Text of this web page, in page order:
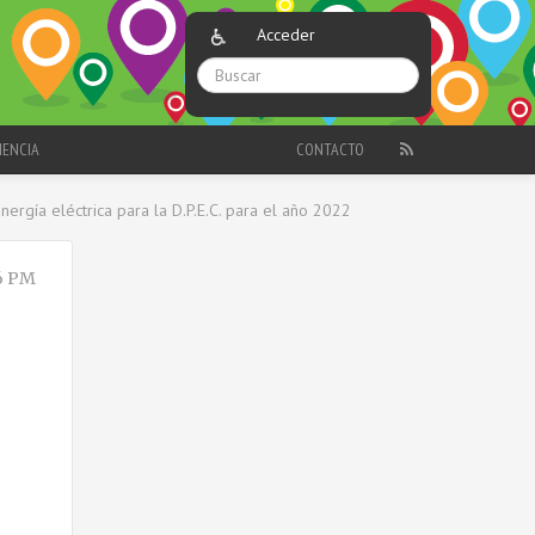
Acceder
CONTACTO
eléctrica para la D.P.E.C. para el año 2022
PM